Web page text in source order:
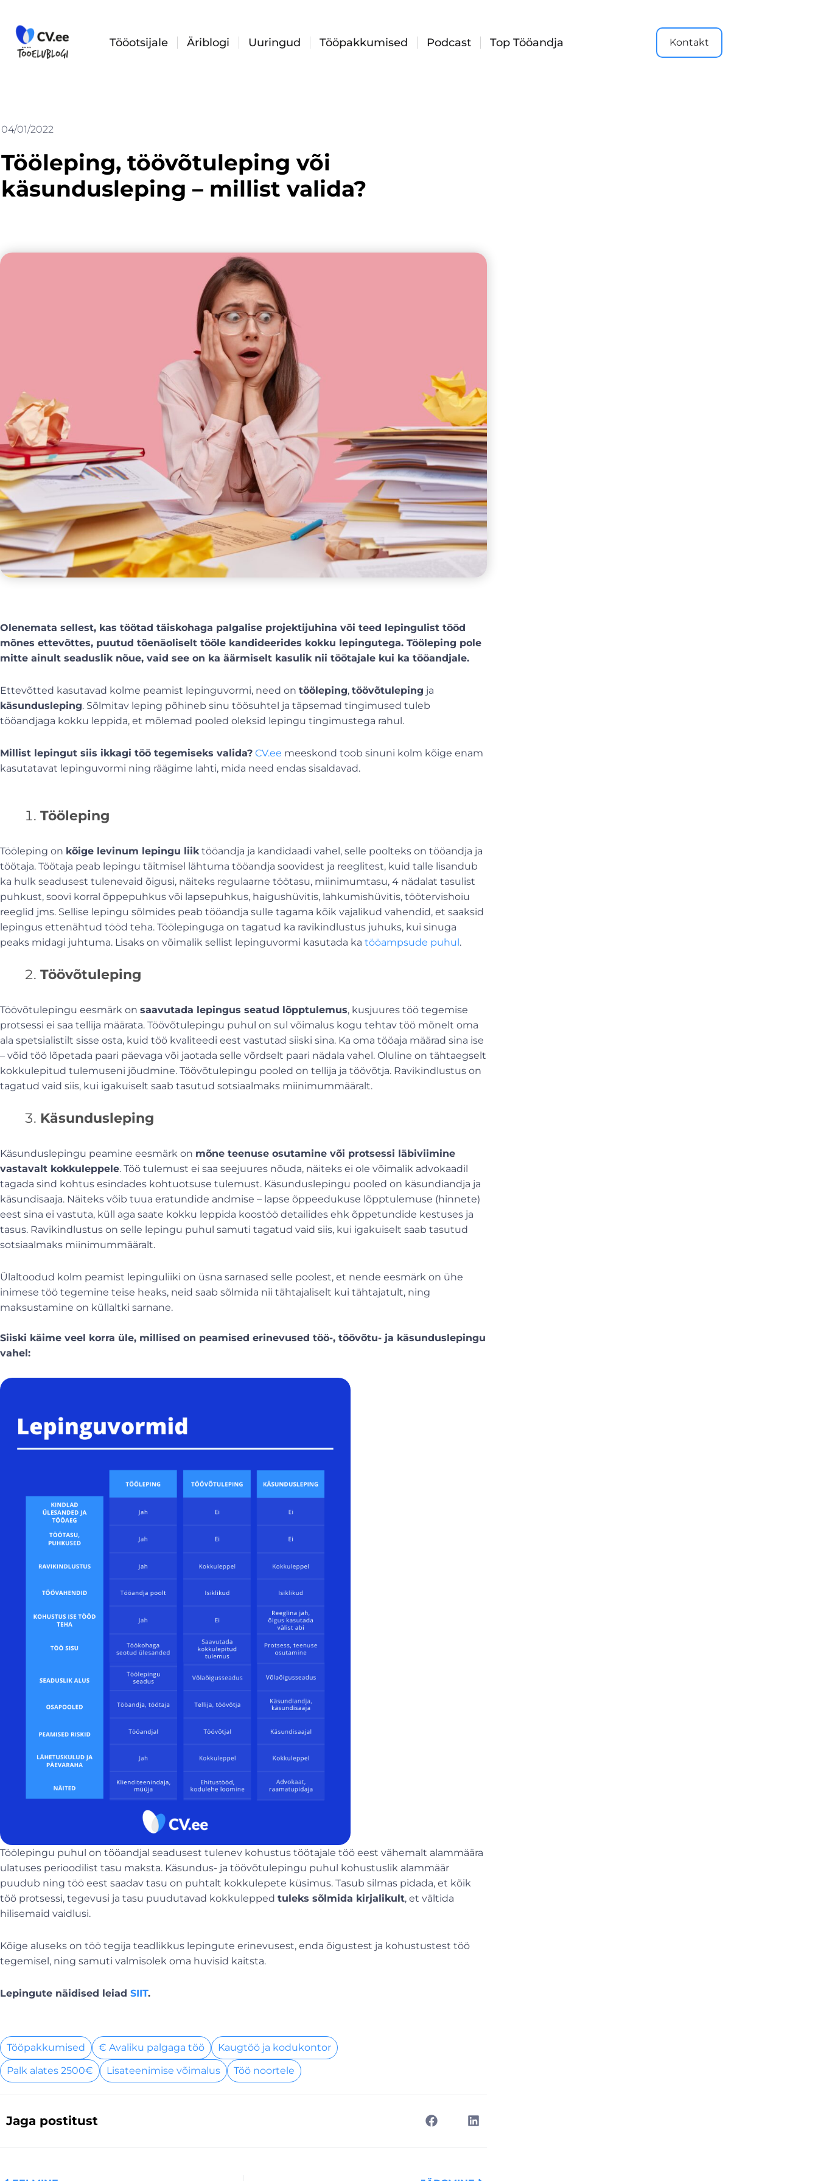
content
Tööotsijale Äriblogi Uuringud Tööpakkumised Podcast Top Tööandja Kontakt
04/01/2022
Tööleping, töövõtuleping või
käsundusleping – millist valida?
Olenemata sellest, kas töötad täiskohaga palgalise projektijuhina või teed lepingulist tööd
mõnes ettevõttes, puutud tõenäoliselt tööle kandideerides kokku lepingutega. Tööleping pole
mitte ainult seaduslik nõue, vaid see on ka äärmiselt kasulik nii töötajale kui ka tööandjale.
Ettevõtted kasutavad kolme peamist lepinguvormi, need on tööleping, töövõtuleping ja
käsundusleping. Sõlmitav leping põhineb sinu töösuhtel ja täpsemad tingimused tuleb
tööandjaga kokku leppida, et mõlemad pooled oleksid lepingu tingimustega rahul.
Millist lepingut siis ikkagi töö tegemiseks valida? CV.ee meeskond toob sinuni kolm kõige enam
kasutatavat lepinguvormi ning räägime lahti, mida need endas sisaldavad.
Tööleping
Tööleping on kõige levinum lepingu liik tööandja ja kandidaadi vahel, selle poolteks on tööandja ja
töötaja. Töötaja peab lepingu täitmisel lähtuma tööandja soovidest ja reeglitest, kuid talle lisandub
ka hulk seadusest tulenevaid õigusi, näiteks regulaarne töötasu, miinimumtasu, 4 nädalat tasulist
puhkust, soovi korral õppepuhkus või lapsepuhkus, haigushüvitis, lahkumishüvitis, töötervishoiu
reeglid jms. Sellise lepingu sõlmides peab tööandja sulle tagama kõik vajalikud vahendid, et saaksid
lepingus ettenähtud tööd teha. Töölepinguga on tagatud ka ravikindlustus juhuks, kui sinuga
peaks midagi juhtuma. Lisaks on võimalik sellist lepinguvormi kasutada ka tööampsude puhul.
Töövõtuleping
Töövõtulepingu eesmärk on saavutada lepingus seatud lõpptulemus, kusjuures töö tegemise
protsessi ei saa tellija määrata. Töövõtulepingu puhul on sul võimalus kogu tehtav töö mõnelt oma
ala spetsialistilt sisse osta, kuid töö kvaliteedi eest vastutad siiski sina. Ka oma tööaja määrad sina ise
– võid töö lõpetada paari päevaga või jaotada selle võrdselt paari nädala vahel. Oluline on tähtaegselt
kokkulepitud tulemuseni jõudmine. Töövõtulepingu pooled on tellija ja töövõtja. Ravikindlustus on
tagatud vaid siis, kui igakuiselt saab tasutud sotsiaalmaks miinimummääralt.
Käsundusleping
Käsunduslepingu peamine eesmärk on mõne teenuse osutamine või protsessi läbiviimine
vastavalt kokkuleppele. Töö tulemust ei saa seejuures nõuda, näiteks ei ole võimalik advokaadil
tagada sind kohtus esindades kohtuotsuse tulemust. Käsunduslepingu pooled on käsundiandja ja
käsundisaaja. Näiteks võib tuua eratundide andmise – lapse õppeedukuse lõpptulemuse (hinnete)
eest sina ei vastuta, küll aga saate kokku leppida koostöö detailides ehk õppetundide kestuses ja
tasus. Ravikindlustus on selle lepingu puhul samuti tagatud vaid siis, kui igakuiselt saab tasutud
sotsiaalmaks miinimummääralt.
Ülaltoodud kolm peamist lepinguliiki on üsna sarnased selle poolest, et nende eesmärk on ühe
inimese töö tegemine teise heaks, neid saab sõlmida nii tähtajaliselt kui tähtajatult, ning
maksustamine on küllaltki sarnane.
Siiski käime veel korra üle, millised on peamised erinevused töö-, töövõtu- ja käsunduslepingu
vahel:
Töölepingu puhul on tööandjal seadusest tulenev kohustus töötajale töö eest vähemalt alammäära
ulatuses perioodilist tasu maksta. Käsundus- ja töövõtulepingu puhul kohustuslik alammäär
puudub ning töö eest saadav tasu on puhtalt kokkulepete küsimus. Tasub silmas pidada, et kõik
töö protsessi, tegevusi ja tasu puudutavad kokkulepped tuleks sõlmida kirjalikult, et vältida
hilisemaid vaidlusi.
Kõige aluseks on töö tegija teadlikkus lepingute erinevusest, enda õigustest ja kohustustest töö
tegemisel, ning samuti valmisolek oma huvisid kaitsta.
Lepingute näidised leiad SIIT.
Tööpakkumised € Avaliku palgaga töö
Kaugtöö ja kodukontor
Palk alates 2500€
Lisateenimise võimalus Töö noortele
Jaga postitust